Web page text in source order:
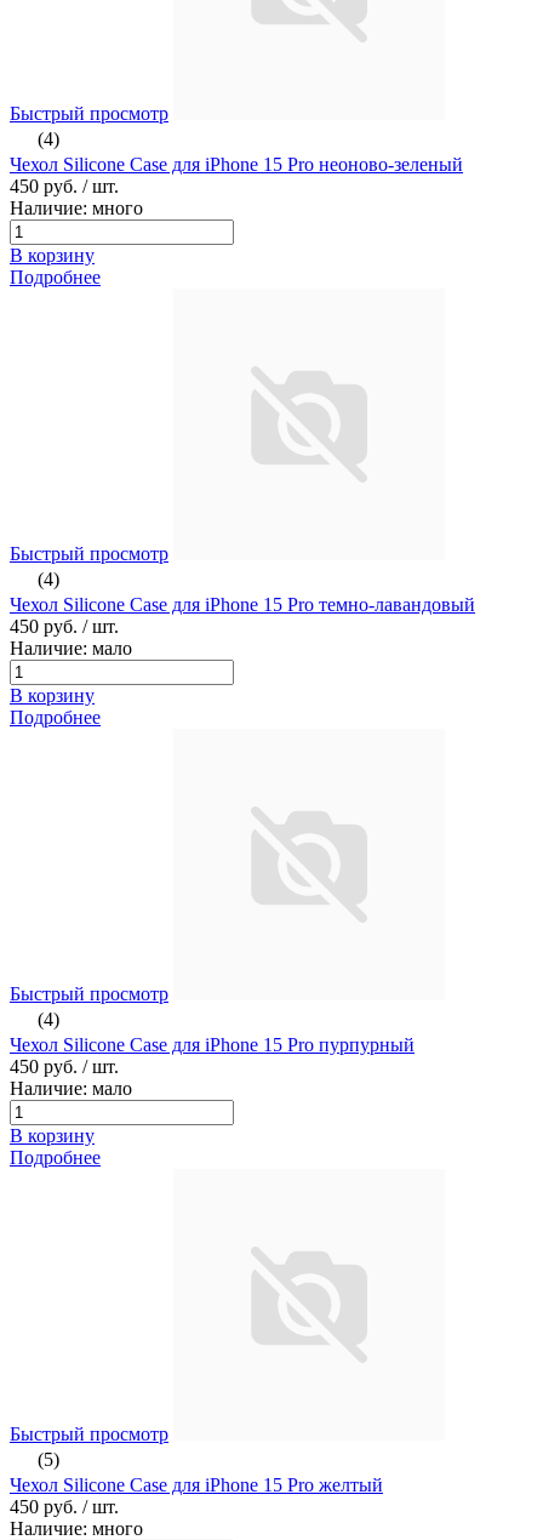
Быстрый просмотр
(4)
Чехол Silicone Case для iPhone 15 Pro неоново-зеленый
450 руб. / шт.
Наличие: много
В корзину
Подробнее
Быстрый просмотр
(4)
Чехол Silicone Case для iPhone 15 Pro темно-лавандовый
450 руб. / шт.
Наличие: мало
В корзину
Подробнее
Быстрый просмотр
(4)
Чехол Silicone Case для iPhone 15 Pro пурпурный
450 руб. / шт.
Наличие: мало
В корзину
Подробнее
Быстрый просмотр
(5)
Чехол Silicone Case для iPhone 15 Pro желтый
450 руб. / шт.
Наличие: много